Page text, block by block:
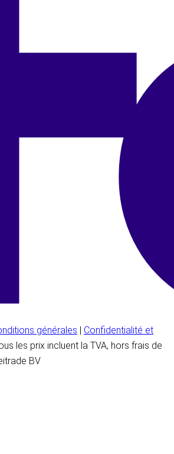
générales
Confidentialité et
les prix incluent la TVA, hors frais de
BV